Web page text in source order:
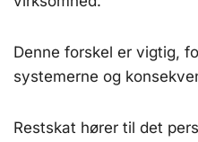
Denne forskel er vigtig,
systemerne og
Restskat hører til det